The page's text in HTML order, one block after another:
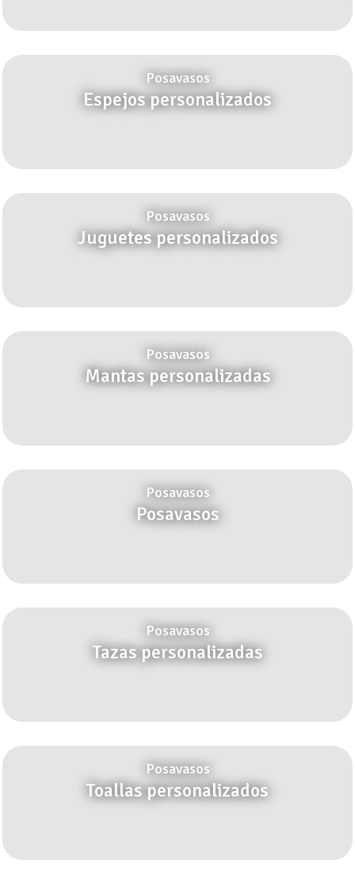
Posavasos
Espejos personalizados
Posavasos
Juguetes personalizados
Posavasos
Mantas personalizadas
Posavasos
Posavasos
Posavasos
Tazas personalizadas
Posavasos
Toallas personalizados